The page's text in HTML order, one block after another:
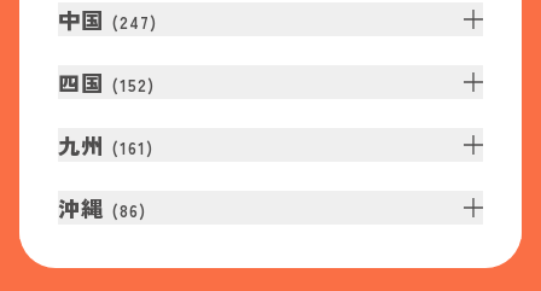
中国 (247)
四国 (152)
九州 (161 )
沖縄 (86)